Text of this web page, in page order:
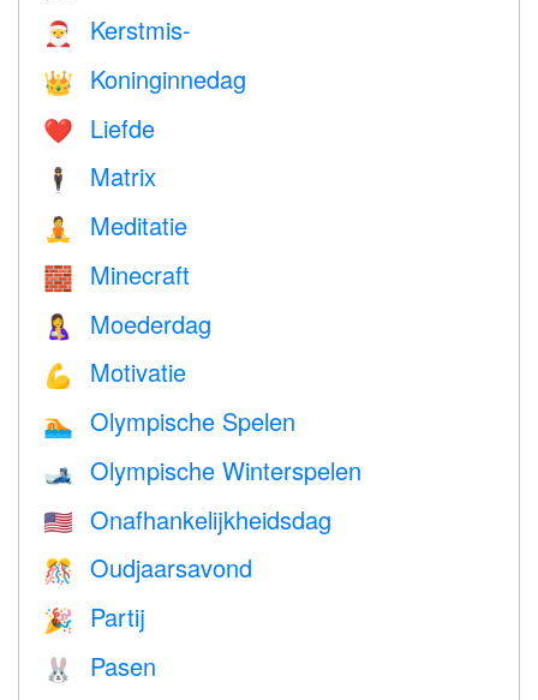
🎅 Kerstmis-
👑 Koninginnedag
❤️️ Liefde
🕴️ Matrix
🧘 Meditatie
🧱 Minecraft
🤱 Moederdag
💪 Motivatie
🏊 Olympische Spelen
🎿 Olympische Winterspelen
🇺🇸 Onafhankelijkheidsdag
🎊 Oudjaarsavond
🎉 Partij
🐰 Pasen